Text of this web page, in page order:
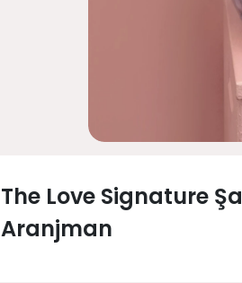
The Love Signature
Aranjman